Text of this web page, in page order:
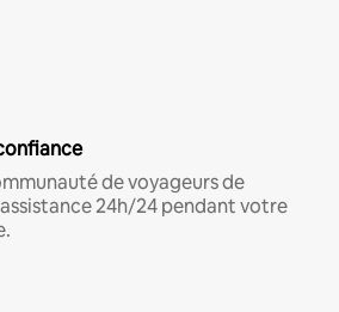
de voyageurs de
24h/24 pendant votre